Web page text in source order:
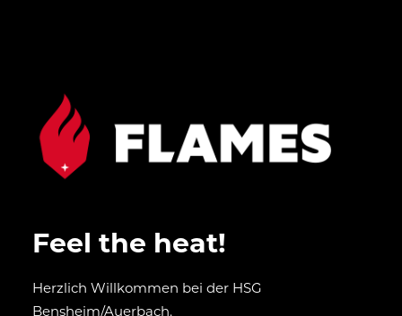
Feel the heat!
Herzlich Willkommen bei der HSG
Bensheim/Auerbach.